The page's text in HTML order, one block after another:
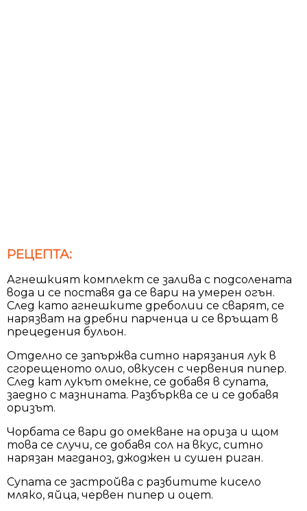
РЕЦЕПТА:
Агнешкият комплект се залива с подсолената
вода и се поставя да се вари на умерен огън.
След като агнешките дреболии се сварят, се
нарязват на дребни парченца и се връщат в
прецедения бульон.
Отделно се запържва ситно нарязания лук в
сгорещеното олио, овкусен с червения пипер.
След кат лукът омекне, се добавя в супата,
заедно с мазнината. Разбърква се и се добавя
оризът.
Чорбата се вари до омекване на ориза и щом
това се случи, се добавя сол на вкус, ситно
нарязан магданоз, джоджен и сушен риган.
Супата се застройва с разбитите кисело
мляко, яйца, червен пипер и оцет.